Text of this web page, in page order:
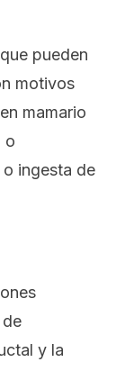
que pueden
motivos
mamario
o
ingesta de
y la